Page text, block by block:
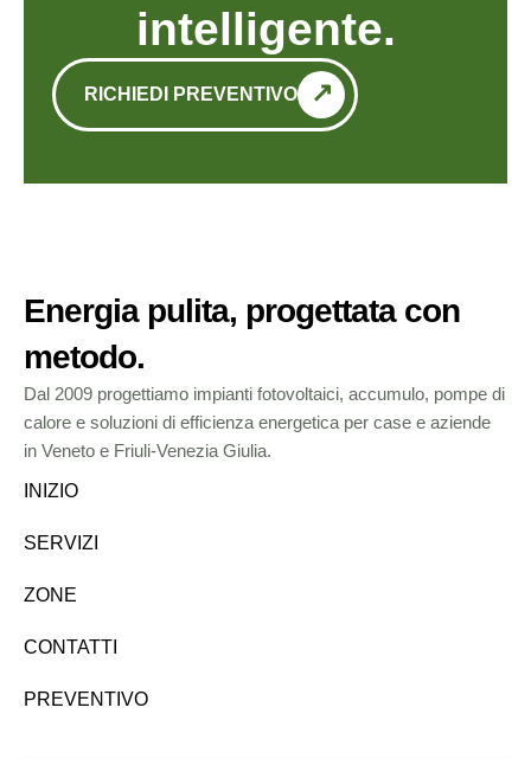
intelligente.
RICHIEDI PREVENTIVO
Energia pulita, progettata con
metodo.
Dal 2009 progettiamo impianti fotovoltaici, accumulo, pompe di
calore e soluzioni di efficienza energetica per case e aziende
in Veneto e Friuli-Venezia Giulia.
INIZIO
SERVIZI
ZONE
CONTATTI
PREVENTIVO